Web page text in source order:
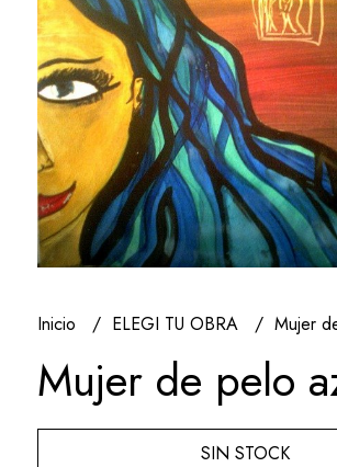
Inicio ELEGI TU OBRA Mujer
Mujer de pelo
SIN STOCK